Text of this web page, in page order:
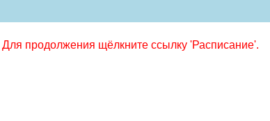
продолжения щёлкните ссылку 'Расписание'.